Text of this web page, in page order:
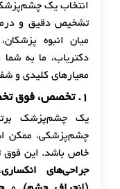
انتخاب یک
تشخیص دقیق و
میان انبوه
دکتریاب، ما به
معیارهای کلیدی و
۱ .تخصص، فوق
یک چشم‌پزشک
چشم‌پزشکی، ممکن
خاص باشد. این
جراحی‌های انکساری